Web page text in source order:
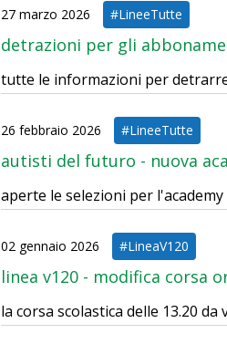
27 marzo 2026 #LineeTutte
detrazioni per gli
tutte le informazioni per
26 febbraio 2026 #LineeTutte
autisti del futuro - nuova
aperte le selezioni per
02 gennaio 2026 #LineaV120
linea v120 - modifica corsa
la corsa scolastica delle 13.20